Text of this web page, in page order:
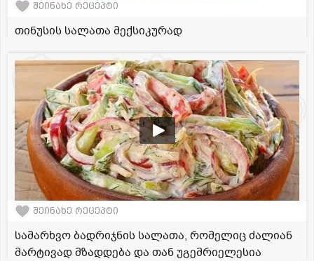
შეინახე რეცეპტი
თინუსის სალათა მექსიკურად
შეინახე რეცეპტი
სამარხვო ბადრიჯნის სალათა, რომელიც ძალიან
მარტივად მზადდება და თან უგემრიელესია